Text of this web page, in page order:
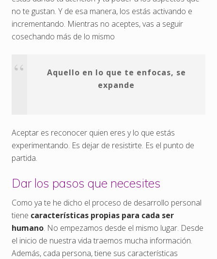
no te gustan. Y de esa manera, los estás activando e
incrementando. Mientras no aceptes, vas a seguir
cosechando más de lo mismo
Aquello en lo que te enfocas, se
expande
Aceptar es reconocer quien eres y lo que estás
experimentando. Es dejar de resistirte. Es el punto de
partida.
Dar los pasos que necesites
Como ya te he dicho el proceso de desarrollo personal
tiene características propias para cada ser
humano. No empezamos desde el mismo lugar. Desde
el inicio de nuestra vida traemos mucha información.
Además, cada persona, tiene sus características